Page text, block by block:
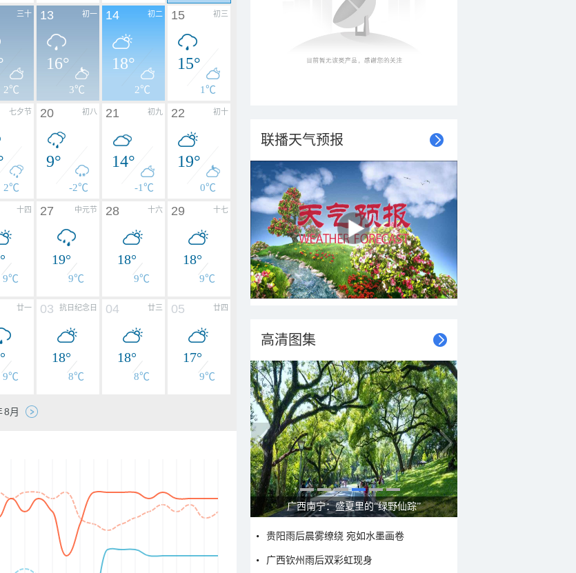
三十
2℃
初一
13
16°
3℃
初二
14
18°
2℃
初三
15
15°
1℃
七夕节
2℃
初八
20
9°
-2℃
初九
21
14°
-1℃
初十
22
19°
0℃
十四
9℃
中元节
27
19°
9℃
十六
28
18°
9℃
十七
29
18°
9℃
廿一
9℃
抗日纪念日
03
18°
8℃
廿三
04
18°
8℃
廿四
05
17°
9℃
联播天气预报
高清图集
呼伦贝尔草原 藏着最治愈的蓝天白云
贵阳雨后晨雾缭绕 宛如水墨画卷
广西钦州雨后双彩虹现身